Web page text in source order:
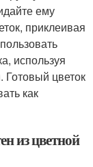
ему
приклеивая
используя
Готовый цветок
как
из цветной